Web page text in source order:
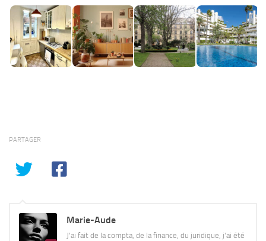
PARTAGER
Marie-Aude
J'ai fait de la compta, de la finance, du juridique, j'ai été